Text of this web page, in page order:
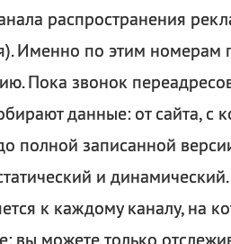
распространения
Именно по этим номерам
Пока звонок
данные: от сайта, с
полной записанной
и
к каждому каналу, на